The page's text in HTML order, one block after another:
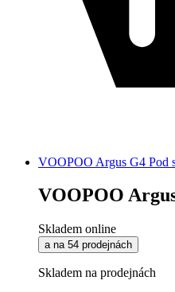
VOOPOO Argus G4 Pod
VOOPOO
Skladem online
a na 54 prodejnách
Skladem na prodejnách